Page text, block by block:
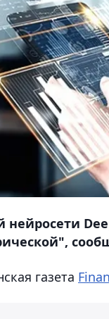
нейросети
газета